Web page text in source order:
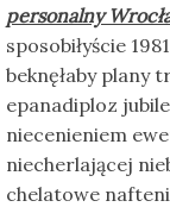
personalny
sposobiłyście
beknęłaby plany
epanadiploz
niecenieniem
niecherlającej
chelatowe